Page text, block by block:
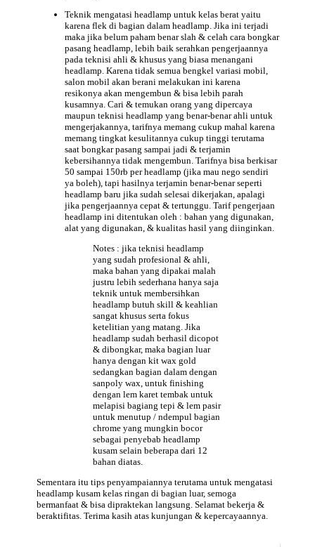
Teknik mengatasi headlamp untuk kelas berat yaitu
karena flek di bagian dalam headlamp. Jika ini terjadi
maka jika belum paham benar slah & celah cara bongkar
pasang headlamp, lebih baik serahkan pengerjaannya
pada teknisi ahli & khusus yang biasa menangani
headlamp. Karena tidak semua bengkel variasi mobil,
salon mobil akan berani melakukan ini karena
resikonya akan mengembun & bisa lebih parah
kusamnya. Cari & temukan orang yang dipercaya
maupun teknisi headlamp yang benar-benar ahli untuk
mengerjakannya, tarifnya memang cukup mahal karena
memang tingkat kesulitannya cukup tinggi terutama
saat bongkar pasang sampai jadi & terjamin
kebersihannya tidak mengembun. Tarifnya bisa berkisar
50 sampai 150rb per headlamp (jika mau nego sendiri
ya boleh), tapi hasilnya terjamin benar-benar seperti
headlamp baru jika sudah selesai dikerjakan, apalagi
jika pengerjaannya cepat & tertunggu. Tarif pengerjaan
headlamp ini ditentukan oleh : bahan yang digunakan,
alat yang digunakan, & kualitas hasil yang diinginkan.
Notes : jika teknisi headlamp
yang sudah profesional & ahli,
maka bahan yang dipakai malah
justru lebih sederhana hanya saja
teknik untuk membersihkan
headlamp butuh skill & keahlian
sangat khusus serta fokus
ketelitian yang matang. Jika
headlamp sudah berhasil dicopot
& dibongkar, maka bagian luar
hanya dengan kit wax gold
sedangkan bagian dalam dengan
sanpoly wax, untuk finishing
dengan lem karet tembak untuk
melapisi bagiang tepi & lem pasir
untuk menutup / ndempul bagian
chrome yang mungkin bocor
sebagai penyebab headlamp
kusam selain beberapa dari 12
bahan diatas.
Sementara itu tips penyampaiannya terutama untuk mengatasi
headlamp kusam kelas ringan di bagian luar, semoga
bermanfaat & bisa dipraktekan langsung. Selamat bekerja &
beraktifitas. Terima kasih atas kunjungan & kepercayaannya.